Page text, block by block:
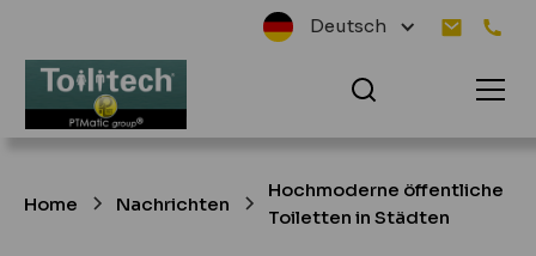
Deutsch
Home Nachrichten
Hochmoderne öffentliche
Toiletten in Städten